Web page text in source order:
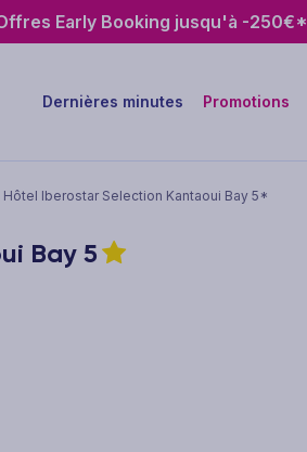
Early Booking jusqu'à -250€*
Dernières minutes Promotions
Hôtel Iberostar Selection Kantaoui Bay 5*
Bay 5